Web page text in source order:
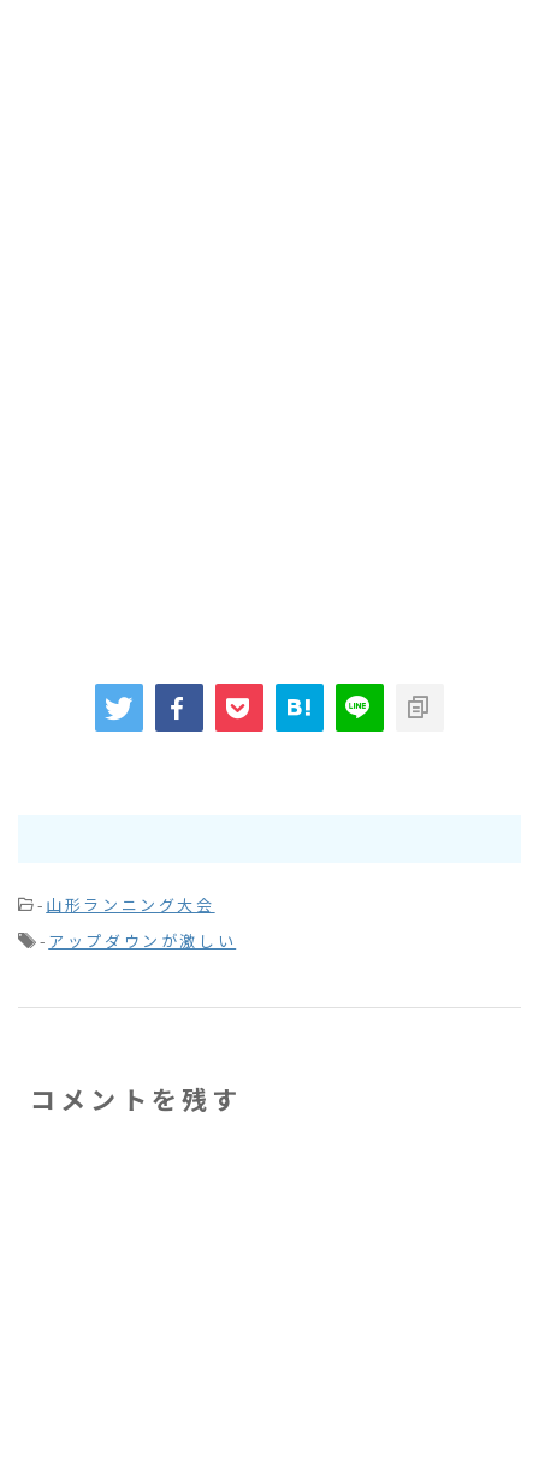
- 山形ランニング大会
- アップダウンが激しい
コメントを残す